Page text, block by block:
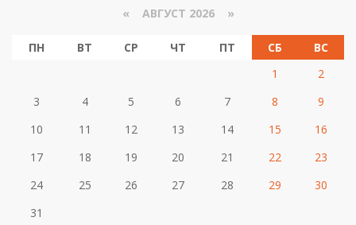
« АВГУСТ 2026 »
ПН ВТ СР ЧТ ПТ СБ
ВС
1
2
3
4 5 6 7 8
9
10
11 12 13 14 15
16
17
18 19 20 21 22
23
24
25 26 27 28 29
30
31